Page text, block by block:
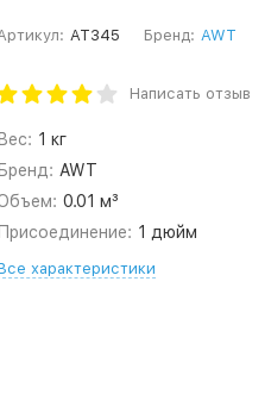
AT345 Бренд: AWT
Написать отзыв
Вес: 1 кг
Бренд: AWT
0.01 м³
Присоединение: 1 дюйм
характеристики